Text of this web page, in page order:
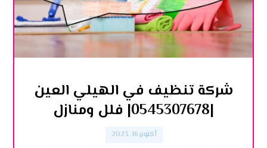
شركة تنظيف في الهيلي العين
|0545307678| فلل ومنازل
أكتوبر 16, 2023